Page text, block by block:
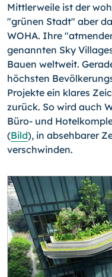
Mittlerweile ist der
"grünen Stadt" aber
WOHA. Ihre
genannten Sky
Bauen weltweit.
höchsten
Projekte ein klares
zurück. So wird auch
Büro- und
(Bild), in absehbarer
verschwinden.